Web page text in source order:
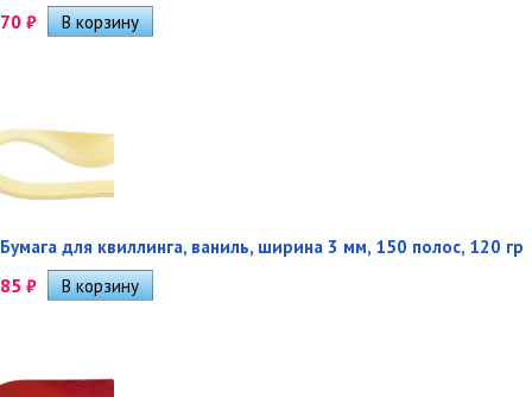
70 ₽
Бумага для квиллинга, ваниль, ширина 3 мм, 150 полос, 120 гр
85 ₽